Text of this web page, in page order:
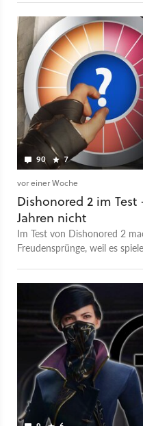
90 7
vor einer Woche
Dishonored 2 im
Jahren nicht
Im Test von Dishonored 2
Freudensprünge, weil es